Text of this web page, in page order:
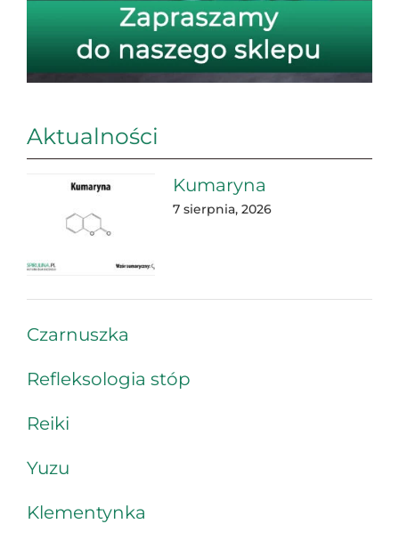
Aktualności
Kumaryna
7 sierpnia, 2026
Czarnuszka
Refleksologia stóp
Reiki
Yuzu
Klementynka